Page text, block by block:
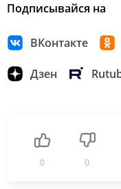
Подписывайся на
ВКонтакте
Дзен
0 0